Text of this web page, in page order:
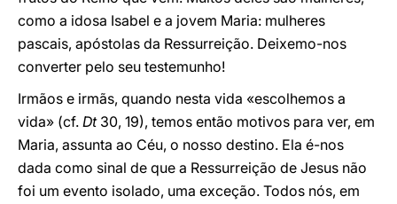
como a idosa Isabel e a jovem Maria: mulheres
pascais, apóstolas da Ressurreição. Deixemo-nos
converter pelo seu testemunho!
Irmãos e irmãs, quando nesta vida «escolhemos a
vida» (cf. Dt30, 19), temos então motivos para ver, em
Maria, assunta ao Céu, o nosso destino. Ela é-nos
dada como sinal de que a Ressurreição de Jesus não
foi um evento isolado, uma exceção. Todos nós, em